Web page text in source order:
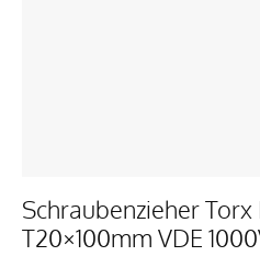
Schraubenzieher Torx
T20×100mm VDE